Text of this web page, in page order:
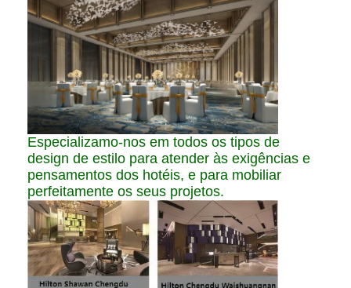
Especializamo-nos em todos os tipos de
design de estilo para atender às exigências e
pensamentos dos hotéis, e para mobiliar
perfeitamente os seus projetos.